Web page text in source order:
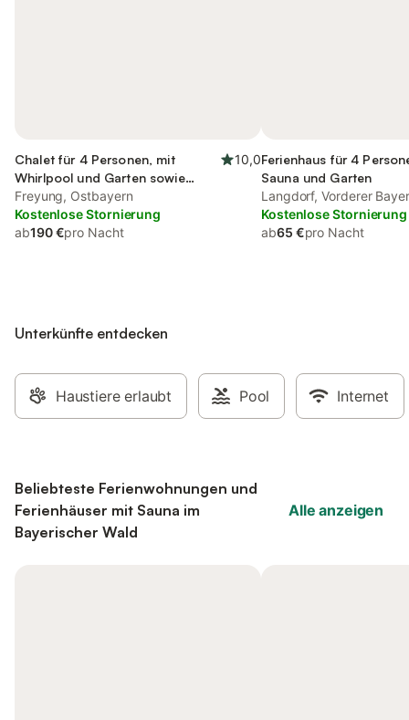
Chalet für 4 Personen, mit
Whirlpool und Garten sowie
Sauna und Pool
10,0
Freyung, Ostbayern
Kostenlose Stornierung
ab190 €pro Nacht
Ferienhaus für 4
Sauna und Garten
Langdorf, Vorderer
Kostenlose Stornierung
ab65 €pro Nacht
Unterkünfte entdecken
Haustiere erlaubt Pool Internet
Beliebteste Ferienwohnungen und
Ferienhäuser mit Sauna im
Bayerischer Wald
Alle anzeigen